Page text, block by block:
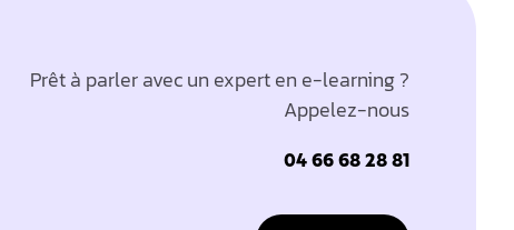
Prêt à parler avec un expert en e-learning ?
Appelez-nous
04 66 68 28 81